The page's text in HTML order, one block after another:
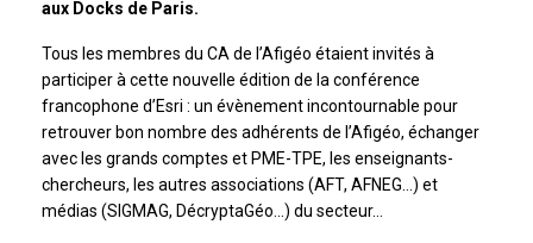
aux Docks de Paris.
Tous les membres du CA de l’Afigéo étaient invités à
participer à cette nouvelle édition de la conférence
francophone d’Esri : un évènement incontournable pour
retrouver bon nombre des adhérents de l’Afigéo, échanger
avec les grands comptes et PME-TPE, les enseignants-
chercheurs, les autres associations (AFT, AFNEG…) et
médias (SIGMAG, DécryptaGéo…) du secteur…